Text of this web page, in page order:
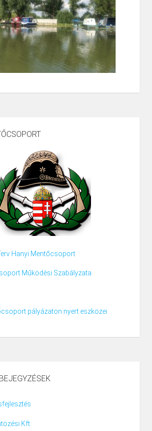
Hanyi Mentőcsoport
Működési Szabályzata
pályázaton nyert eszközei
Kft.